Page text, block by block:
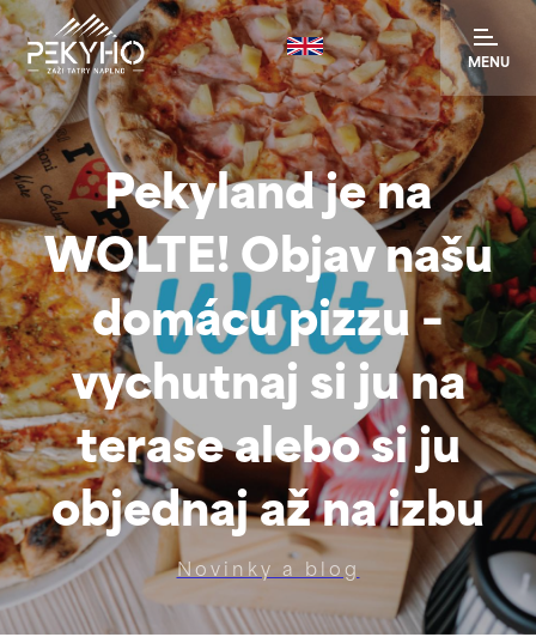
MENU
Pekyland je na
WOLTE! Objav našu
domácu pizzu –
vychutnaj si ju na
terase alebo si ju
objednaj až na izbu
Novinky a blog